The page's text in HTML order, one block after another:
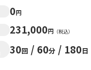
0円
231,000円 （税込）
30回 / 60分 / 180日